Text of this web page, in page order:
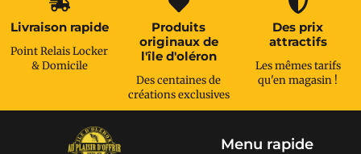
Livraison rapide
Point Relais Locker
& Domicile
Produits
originaux de
l'île d'oléron
Des centaines de
créations exclusives
Des prix
attractifs
Les mêmes tarifs
qu'en magasin !
Menu rapide